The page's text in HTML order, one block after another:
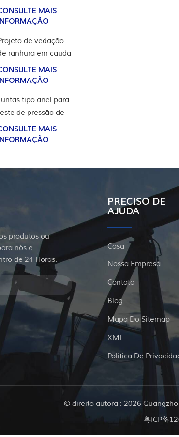
aplicação em
MAIS
de vedação
ranhura em cauda
andorinha para
de
de poço
MAIS
tipo anel para
de pressão de
MAIS
produtos ou
nós e
de 24 Horas.
PRECISO DE
AJUDA
Casa
Nossa Empresa
Contato
Blog
Mapa Do Sitemap
XML
Política De
© direito autoral: 2026
粤ICP备